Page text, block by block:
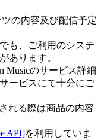
の内容及び配信予定
も、ご利用のシステ
あります。
Musicのサービス詳細
ービスにて十分にご
れる際は商品の内容
API]を利用していま